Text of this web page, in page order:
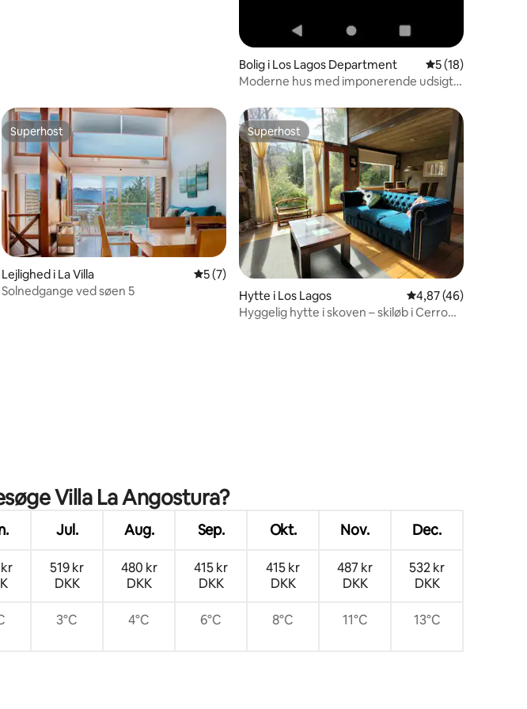
Bolig i Los Lagos Department 5 ud af 5 i
5 (18)
Moderne hus med imponerende udsigt
gennemsnitlig bedømmelse, 75 omtaler
Superhost
Superhost
Lejlighed i La Villa 5 ud af 5 i gennemsnitlig bedømmelse, 7 omtaler
5 (7)
Solnedgange ved søen 5
Superhost
Superhost
Hytte i Los Lagos 4,87 ud af 5 i
4,87 (46)
Hyggelig hytte i skoven – skiløb i Cerro
Villa La Angostura?
Jul. Aug. Sep. Okt. Nov. Dec.
519 kr
DKK
480 kr
DKK
415 kr
DKK
415 kr
DKK
487 kr
DKK
532 kr
DKK
3°C 4°C 6°C 8°C 11°C 13°C